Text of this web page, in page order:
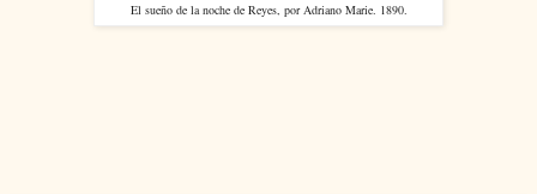
El sueño de la noche de Reyes, por Adriano Marie. 1890.